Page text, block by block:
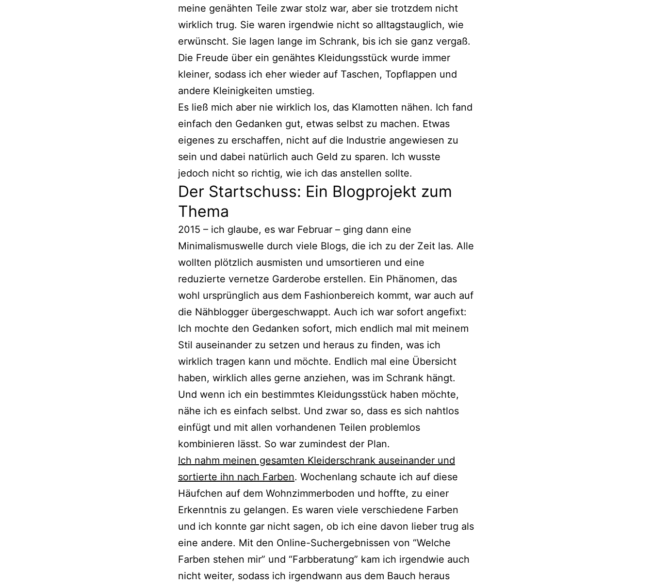
meine genähten Teile zwar stolz war, aber sie trotzdem nicht
wirklich trug. Sie waren irgendwie nicht so alltagstauglich, wie
erwünscht. Sie lagen lange im Schrank, bis ich sie ganz vergaß.
Die Freude über ein genähtes Kleidungsstück wurde immer
kleiner, sodass ich eher wieder auf Taschen, Topflappen und
andere Kleinigkeiten umstieg.
Es ließ mich aber nie wirklich los, das Klamotten nähen. Ich fand
einfach den Gedanken gut, etwas selbst zu machen. Etwas
eigenes zu erschaffen, nicht auf die Industrie angewiesen zu
sein und dabei natürlich auch Geld zu sparen. Ich wusste
jedoch nicht so richtig, wie ich das anstellen sollte.
Der Startschuss: Ein Blogprojekt zum
Thema
2015 – ich glaube, es war Februar – ging dann eine
Minimalismuswelle durch viele Blogs, die ich zu der Zeit las. Alle
wollten plötzlich ausmisten und umsortieren und eine
reduzierte vernetze Garderobe erstellen. Ein Phänomen, das
wohl ursprünglich aus dem Fashionbereich kommt, war auch auf
die Nähblogger übergeschwappt. Auch ich war sofort angefixt:
Ich mochte den Gedanken sofort, mich endlich mal mit meinem
Stil auseinander zu setzen und heraus zu finden, was ich
wirklich tragen kann und möchte. Endlich mal eine Übersicht
haben, wirklich alles gerne anziehen, was im Schrank hängt.
Und wenn ich ein bestimmtes Kleidungsstück haben möchte,
nähe ich es einfach selbst. Und zwar so, dass es sich nahtlos
einfügt und mit allen vorhandenen Teilen problemlos
kombinieren lässt. So war zumindest der Plan.
Ich nahm meinen gesamten Kleiderschrank auseinander und
sortierte ihn nach Farben. Wochenlang schaute ich auf diese
Häufchen auf dem Wohnzimmerboden und hoffte, zu einer
Erkenntnis zu gelangen. Es waren viele verschiedene Farben
und ich konnte gar nicht sagen, ob ich eine davon lieber trug als
eine andere. Mit den Online-Suchergebnissen von “Welche
Farben stehen mir” und “Farbberatung” kam ich irgendwie auch
nicht weiter, sodass ich irgendwann aus dem Bauch heraus